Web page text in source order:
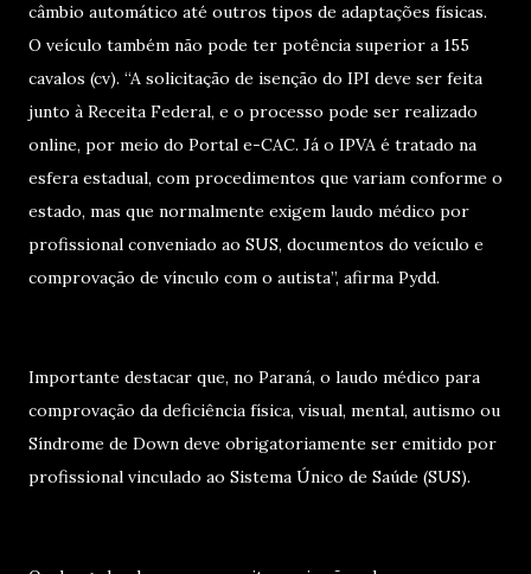
câmbio automático até outros tipos de adaptações físicas.
O veículo também não pode ter potência superior a 155
cavalos (cv). “A solicitação de isenção do IPI deve ser feita
junto à Receita Federal, e o processo pode ser realizado
online, por meio do Portal e-CAC. Já o IPVA é tratado na
esfera estadual, com procedimentos que variam conforme o
estado, mas que normalmente exigem laudo médico por
profissional conveniado ao SUS, documentos do veículo e
comprovação de vínculo com o autista”, afirma Pydd.
Importante destacar que, no Paraná, o laudo médico para
comprovação da deficiência física, visual, mental, autismo ou
Síndrome de Down deve obrigatoriamente ser emitido por
profissional vinculado ao Sistema Único de Saúde (SUS).